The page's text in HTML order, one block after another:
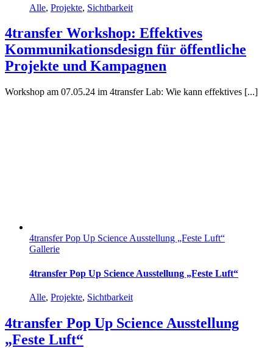
Alle, Projekte, Sichtbarkeit
4transfer Workshop: Effektives
Kommunikationsdesign für öffentliche
Projekte und Kampagnen
Workshop am 07.05.24 im 4transfer Lab: Wie kann effektives [...]
4transfer Pop Up Science Ausstellung „Feste Luft“
Gallerie
4transfer Pop Up Science Ausstellung „Feste Luft“
Alle, Projekte, Sichtbarkeit
4transfer Pop Up Science Ausstellung
„Feste Luft“